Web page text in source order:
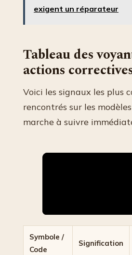
exigent un réparateur
Tableau des
actions
Voici les signaux les plus
rencontrés sur les
marche à suivre
Symbole /
Code
Signification